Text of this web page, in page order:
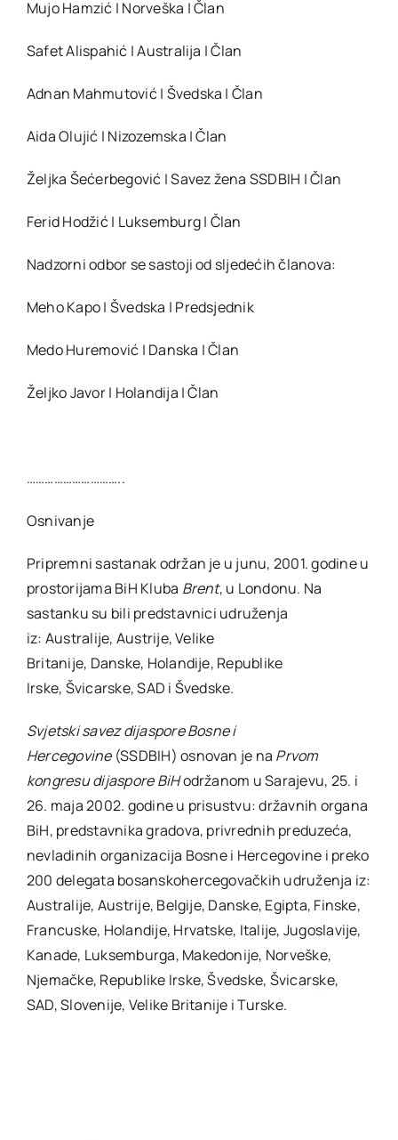
Mujo Hamzić | Norveška | Član
Safet Alispahić | Australija | Član
Adnan Mahmutović | Švedska | Član
Aida Olujić | Nizozemska | Član
Željka Šećerbegović | Savez žena SSDBIH | Član
Ferid Hodžić | Luksemburg | Član
Nadzorni odbor se sastoji od sljedećih članova:
Meho Kapo | Švedska | Predsjednik
Medo Huremović | Danska | Član
Željko Javor | Holandija | Član
…………………………..
Osnivanje
Pripremni sastanak održan je u junu, 2001. godine u
prostorijama BiH Kluba Brent, u Londonu. Na
sastanku su bili predstavnici udruženja
iz: Australije, Austrije, Velike
Britanije, Danske, Holandije, Republike
Irske, Švicarske, SAD i Švedske.
Svjetski savez dijaspore Bosne i
Hercegovine(SSDBIH) osnovan je na Prvom
kongresu dijaspore BiHodržanom u Sarajevu, 25. i
26. maja 2002. godine u prisustvu: državnih organa
BiH, predstavnika gradova, privrednih preduzeća,
nevladinih organizacija Bosne i Hercegovine i preko
200 delegata bosanskohercegovačkih udruženja iz:
Australije, Austrije, Belgije, Danske, Egipta, Finske,
Francuske, Holandije, Hrvatske, Italije, Jugoslavije,
Kanade, Luksemburga, Makedonije, Norveške,
Njemačke, Republike Irske, Švedske, Švicarske,
SAD, Slovenije, Velike Britanije i Turske.